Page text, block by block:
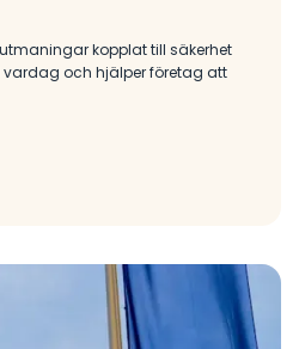
kopplat till säkerhet
vardag och hjälper företag att